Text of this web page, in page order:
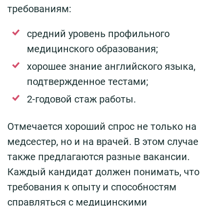
требованиям:
средний уровень профильного
медицинского образования;
хорошее знание английского языка,
подтвержденное тестами;
2-годовой стаж работы.
Отмечается хороший спрос не только на
медсестер, но и на врачей. В этом случае
также предлагаются разные вакансии.
Каждый кандидат должен понимать, что
требования к опыту и способностям
справляться с медицинскими